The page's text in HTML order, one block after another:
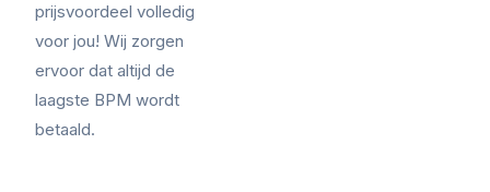
prijsvoordeel volledig
voor jou! Wij zorgen
ervoor dat altijd de
laagste BPM wordt
betaald.